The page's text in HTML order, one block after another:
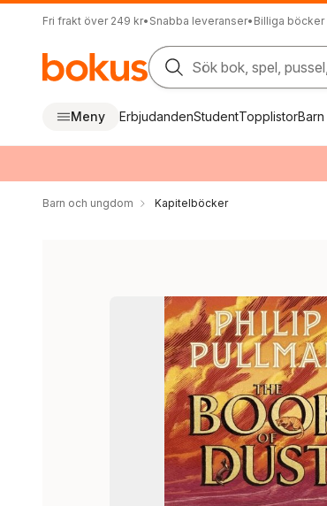
Fri frakt över 249 kr• Snabba leveranser• Billiga böcker
Sök bok, spel,
Meny ErbjudandenStudentTopplistor
Barn och ungdom Kapitelböcker